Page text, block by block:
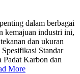
dalam berbagai
kemajuan industri ini,
dan ukuran
Standar
Padat Karbon dan
More